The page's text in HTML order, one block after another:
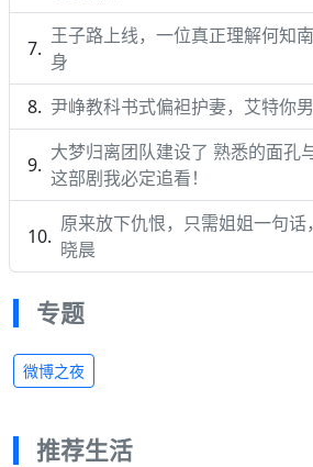
王子路上线，一位真正理解何知
身
尹峥教科书式偏袒护妻，艾特你
大梦归离团队建设了 熟悉的面孔
这部剧我必定追看！
原来放下仇恨，只需姐姐一句话
晓晨
专题
微博之夜
推荐生活